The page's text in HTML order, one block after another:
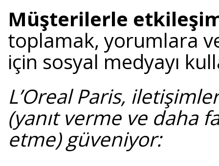
Müşterilerle
toplamak, yorumlara
için sosyal medyayı
L’Oreal Paris,
(yanıt verme ve daha
etme) güveniyor: